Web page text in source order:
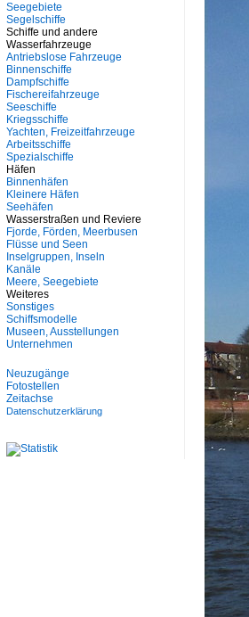
Seegebiete
Segelschiffe
Schiffe und andere
Wasserfahrzeuge
Antriebslose Fahrzeuge
Binnenschiffe
Dampfschiffe
Fischereifahrzeuge
Seeschiffe
Kriegsschiffe
Yachten, Freizeitfahrzeuge
Arbeitsschiffe
Spezialschiffe
Häfen
Binnenhäfen
Kleinere Häfen
Seehäfen
Wasserstraßen und Reviere
Fjorde, Förden, Meerbusen
Flüsse und Seen
Inselgruppen, Inseln
Kanäle
Meere, Seegebiete
Weiteres
Sonstiges
Schiffsmodelle
Museen, Ausstellungen
Unternehmen
Neuzugänge
Fotostellen
Zeitachse
Datenschutzerklärung